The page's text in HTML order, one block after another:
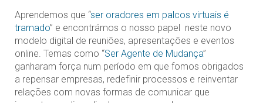
Aprendemos que “ser oradores em palcos virtuais é
tramado” e encontrámos o nosso papel neste novo
modelo digital de reuniões, apresentações e eventos
online. Temas como “Ser Agente de Mudança”
ganharam força num período em que fomos obrigados
a repensar empresas, redefinir processos e reinventar
relações com novas formas de comunicar que